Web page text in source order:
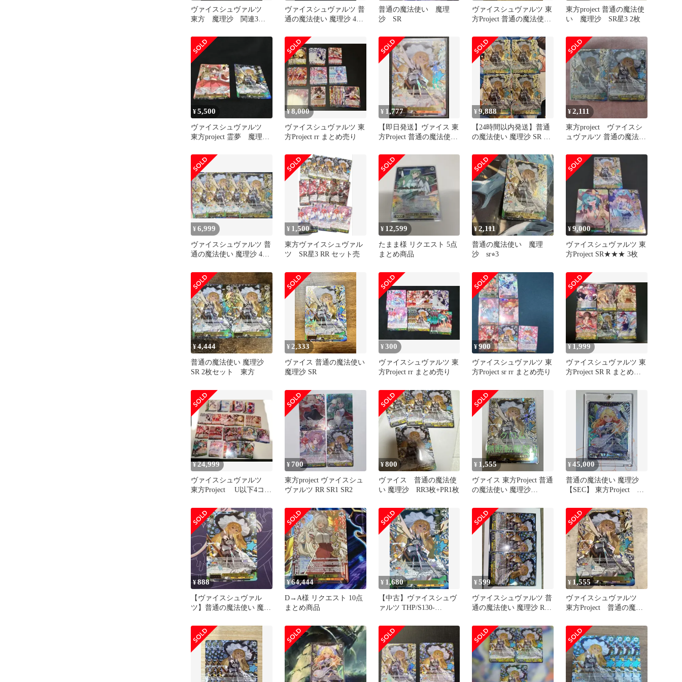
ヴァイスシュヴァルツ
東方 魔理沙 関連3種3
ヴァイスシュヴァルツ 普
通の魔法使い 魔理沙 4枚
普通の魔法使い 魔理
沙 SR
ヴァイスシュヴァルツ 東
方Project 普通の魔法使い
東方project 普通の魔法使
い 魔理沙 SR星3 2枚
¥5,500
ヴァイスシュヴァルツ
東方project 霊夢 魔理
¥8,000
ヴァイスシュヴァルツ 東
方Project rr まとめ売り
¥ 1,777
【即日発送】ヴァイス 東
方Project 普通の魔法使い
¥9,888
【24時間以内発送】普通
の魔法使い 魔理沙 SR 4
¥2,111
東方project ヴァイスシ
ュヴァルツ 普通の魔法使
¥6,999
ヴァイスシュヴァルツ 普
通の魔法使い 魔理沙 4枚
¥ 1,500
東方ヴァイスシュヴァル
ツ SR星3 RR セット売
¥ 12,599
たまま様 リクエスト 5点
まとめ商品
¥2,111
普通の魔法使い 魔理
沙 sr⭐︎3
¥9,000
ヴァイスシュヴァルツ 東
方Project SR★★★ 3枚
¥4,444
普通の魔法使い 魔理沙
SR 2枚セット 東方
¥2,333
ヴァイス 普通の魔法使い
魔理沙 SR
¥300
ヴァイスシュヴァルツ 東
方Project rr まとめ売り
¥900
ヴァイスシュヴァルツ 東
方Project sr rr まとめ売り
¥ 1,999
ヴァイスシュヴァルツ 東
方Project SR R まとめ売
¥24,999
ヴァイスシュヴァルツ
東方Project U以下4コ
¥ 700
東方project ヴァイスシュ
ヴァルツ RR SR1 SR2
¥800
ヴァイス 普通の魔法使
い 魔理沙 RR3枚+PR1枚
¥ 1,555
ヴァイス 東方Project 普通
の魔法使い 魔理沙
¥45,000
普通の魔法使い 魔理沙
【SEC】 東方Project ヴ
¥888
【ヴァイスシュヴァル
ツ】普通の魔法使い 魔理
¥64,444
D→A様 リクエスト 10点
まとめ商品
¥ 1,680
【中古】ヴァイスシュヴ
ァルツ THP/S130-
普通の魔法使い 魔理沙
¥599
ヴァイスシュヴァルツ 普
通の魔法使い 魔理沙 RR
¥ 1,555
ヴァイスシュヴァルツ
東方Project 普通の魔法